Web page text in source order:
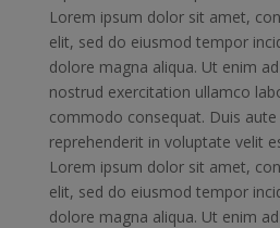
Lorem ipsum dolor sit amet,
elit, sed do eiusmod tempor
dolore magna aliqua. Ut enim
nostrud exercitation ullamco
commodo consequat. Duis
reprehenderit in voluptate velit
Lorem ipsum dolor sit amet,
elit, sed do eiusmod tempor
dolore magna aliqua. Ut enim